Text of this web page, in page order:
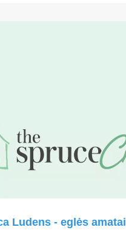
Ludens - eglės amatai